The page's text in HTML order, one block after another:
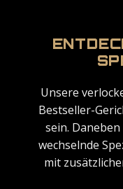
Unsere
Bestseller-
sein.
wechselnde
mit